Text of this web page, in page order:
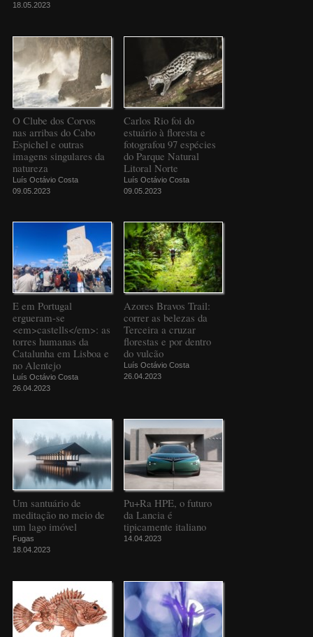
18.05.2023
O Clube dos Corvos
nas arribas do Cabo
Espichel e outras
imagens singulares da
natureza
Luís Octávio Costa
09.05.2023
Carlos Rio foi do
estuário à floresta e
fotografou 97 espécies
do Parque Natural
Litoral Norte
Luís Octávio Costa
09.05.2023
E em Portugal
ergueram-se
<em>castells</em>: as
torres humanas da
Catalunha em Lisboa e
no Alentejo
Luís Octávio Costa
26.04.2023
Azores Bravos Trail:
correr as belezas da
Terceira a cruzar
florestas e por dentro
do vulcão
Luís Octávio Costa
26.04.2023
Um santuário de
meditação no meio de
um lago imóvel
Fugas
18.04.2023
Pu+Ra HPE, o futuro
da Lancia é
tipicamente italiano
14.04.2023